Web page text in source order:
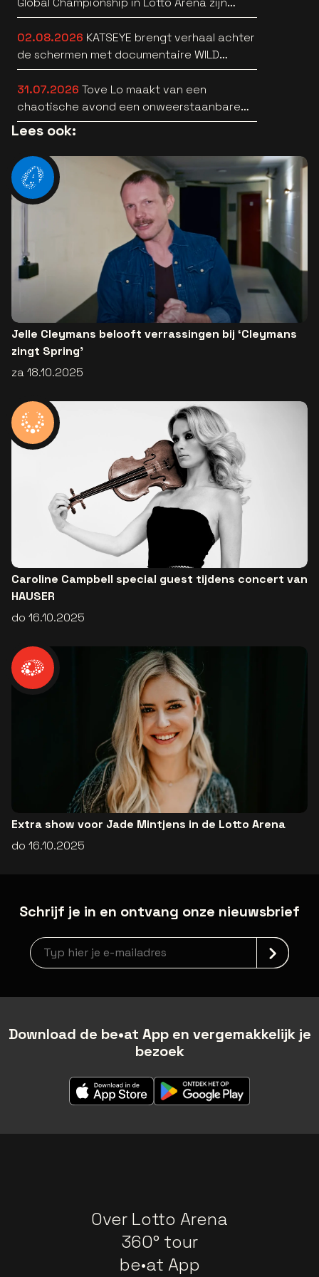
bekend
02.08.2026 KATSEYE brengt verhaal achter
de schermen met documentaire WILD
HEARTS [trailer]
31.07.2026 Tove Lo maakt van een
chaotische avond een onweerstaanbare
popsong
Lees ook:
Jelle Cleymans belooft verrassingen bij ‘Cleymans
zingt Spring’
za 18.10.2025
Caroline Campbell special guest tijdens concert van
HAUSER
do 16.10.2025
Extra show voor Jade Mintjens in de Lotto Arena
do 16.10.2025
Schrijf je in en ontvang onze nieuwsbrief
Nieuwsbrief aanmelding
Download de be•at App en vergemakkelijk je
bezoek
Over Lotto Arena
360° tour
be•at App